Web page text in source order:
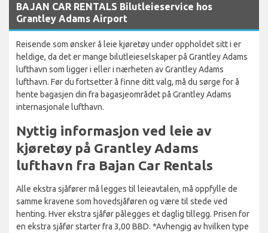
BAJAN CAR RENTALS Bilutleieservice hos
Grantley Adams Airport
Reisende som ønsker å leie kjøretøy under oppholdet sitt i er
heldige, da det er mange bilutleieselskaper på Grantley Adams
lufthavn som ligger i eller i nærheten av Grantley Adams
lufthavn. Før du fortsetter å finne ditt valg, må du sørge for å
hente bagasjen din fra bagasjeområdet på Grantley Adams
internasjonale lufthavn.
Nyttig informasjon ved leie av
kjøretøy på Grantley Adams
lufthavn fra Bajan Car Rentals
Alle ekstra sjåfører må legges til leieavtalen, må oppfylle de
samme kravene som hovedsjåføren og være til stede ved
henting. Hver ekstra sjåfør pålegges et daglig tillegg. Prisen for
en ekstra sjåfør starter fra 3,00 BBD. *Avhengig av hvilken type